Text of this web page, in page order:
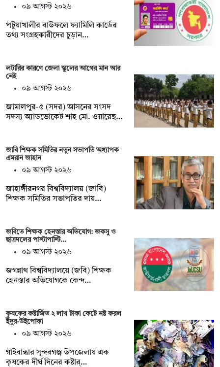
০৯ আগস্ট ২০২৬
পটুয়াখালীর বাউফলে ফ্যামিলি কার্ডের
তথ্য সংগ্রহকারীদের চূড়ান…
লটারির কারণে জেলা স্কুলের আগের মান আর
নেই
০৯ আগস্ট ২০২৬
জামালপুর-৫ (সদর) আসনের সংসদ
সদস্য অ্যাডভোকেট শাহ মো. ওয়ারেছ…
জাবি শিক্ষক সমিতির নতুন সভাপতি অধ্যাপক
এমরান জাহান
০৯ আগস্ট ২০২৬
জাহাঙ্গীরনগর বিশ্ববিদ্যালয় (জাবি)
শিক্ষক সমিতির সভাপতির দায়…
জবিতে শিক্ষক হেনস্তার অভিযোগ: জকসু ও
ছাত্রদলের পাল্টাপাল্টি…
০৯ আগস্ট ২০২৬
জগন্নাথ বিশ্ববিদ্যালয়ে (জবি) শিক্ষক
হেনস্তার অভিযোগকে কেন্দ…
কৃষকের কষ্টার্জিত ২ লাখ টাকা কেটে নষ্ট করল
ইঁদুর-উইপোকা
০৯ আগস্ট ২০২৬
গাইবান্ধার সুন্দরগঞ্জ উপজেলায় এক
কৃষকের দীর্ঘ দিনের কষ্টার্…